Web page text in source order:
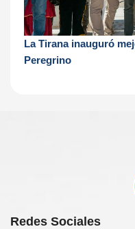
La Tirana inauguró
Peregrino
Redes Sociales